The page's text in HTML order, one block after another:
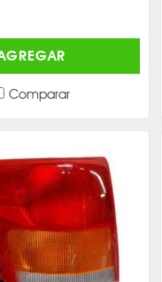
Comparar